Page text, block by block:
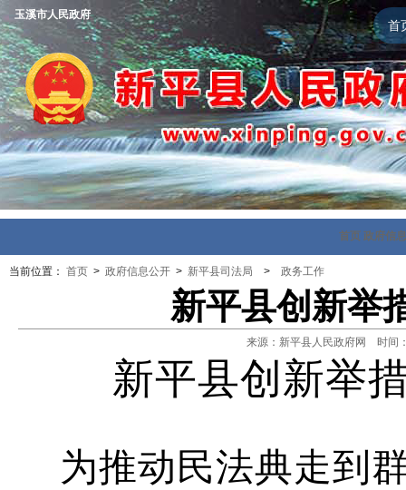
首
玉溪市人民政府
首页 政府信
当前位置： 首页 > 政府信息公开 > 新平县司法局 > 政务工作
新平县创新举
来源：新平县人民政府网 时间
新平县创新举
为推动民法典走到